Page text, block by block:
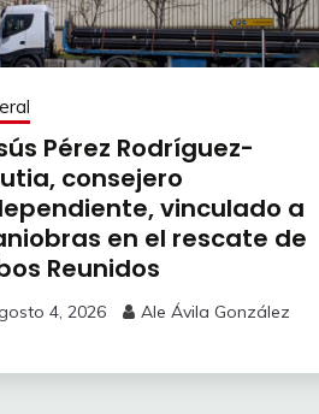
Pérez Rodríguez-
consejero
vinculado a
en el rescate de
Reunidos
4, 2026 Ale Ávila González